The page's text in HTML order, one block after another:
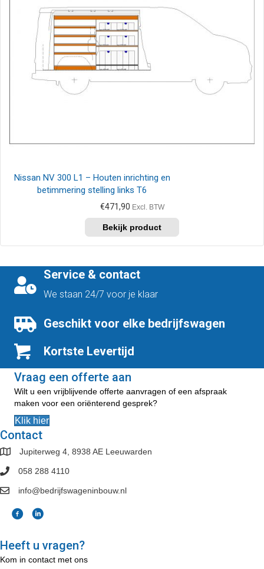
Nissan NV 300 L1 – Houten inrichting en
betimmering stelling links T6
€471,90 Excl. BTW
Service & contact
We staan 24/7 voor je klaar
Geschikt voor elke bedrijfswagen
Kortste Levertijd
Vraag een offerte aan
Wilt u een vrijblijvende offerte aanvragen of een afspraak
maken voor een oriënterend gesprek?
Klik hier
Contact
Jupiterweg 4, 8938 AE Leeuwarden
058 288 4110
info@bedrijfswageninbouw.nl
Heeft u vragen?
Kom in contact met ons